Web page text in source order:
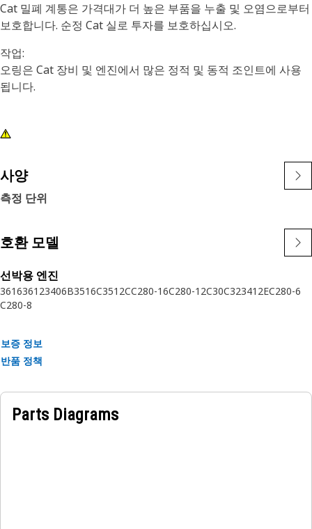
Cat 밀폐 계통은 가격대가 더 높은 부품을 누출 및 오염으로부터
보호합니다. 순정 Cat 실로 투자를 보호하십시오.
작업:
오링은 Cat 장비 및 엔진에서 많은 정적 및 동적 조인트에 사용
됩니다.
사양
측정 단위
호환 모델
선박용 엔진
361636123406B3516C3512CC280-16C280-12C30C323412EC280-6
C280-8
보증 정보
반품 정책
Parts Diagrams